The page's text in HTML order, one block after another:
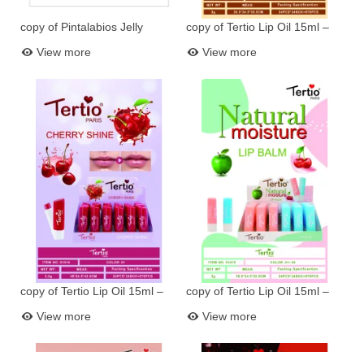
copy of Pintalabios Jelly
View more
Add to basket
copy of Tertio Lip Oil 15ml –
View more
Add to basket
copy of Tertio Lip Oil 15ml –
View more
Add to basket
copy of Tertio Lip Oil 15ml –
View more